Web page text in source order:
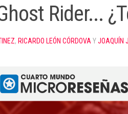
Rider...
, RICARDO LEÓN CÓRDOVA YJOAQUÍN